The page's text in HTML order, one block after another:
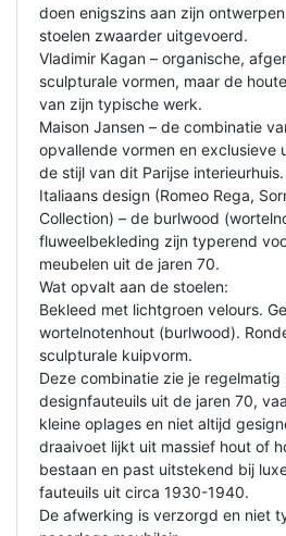
doen enigszins aan zijn
stoelen zwaarder uitgevoerd.
Vladimir Kagan – organische,
sculpturale vormen, maar de
van zijn typische werk.
Maison Jansen – de combinatie
opvallende vormen en exclusieve
de stijl van dit Parijse interieurhuis.
Italiaans design (Romeo Rega,
Collection) – de burlwood
fluweelbekleding zijn typerend
meubelen uit de jaren 70.
Wat opvalt aan de stoelen:
Bekleed met lichtgroen velours.
wortelnotenhout (burlwood).
sculpturale kuipvorm.
Deze combinatie zie je regelmatig
designfauteuils uit de jaren 70,
kleine oplages en niet altijd
draaivoet lijkt uit massief hout of
bestaan en past uitstekend bij
fauteuils uit circa 1930-1940.
De afwerking is verzorgd en niet